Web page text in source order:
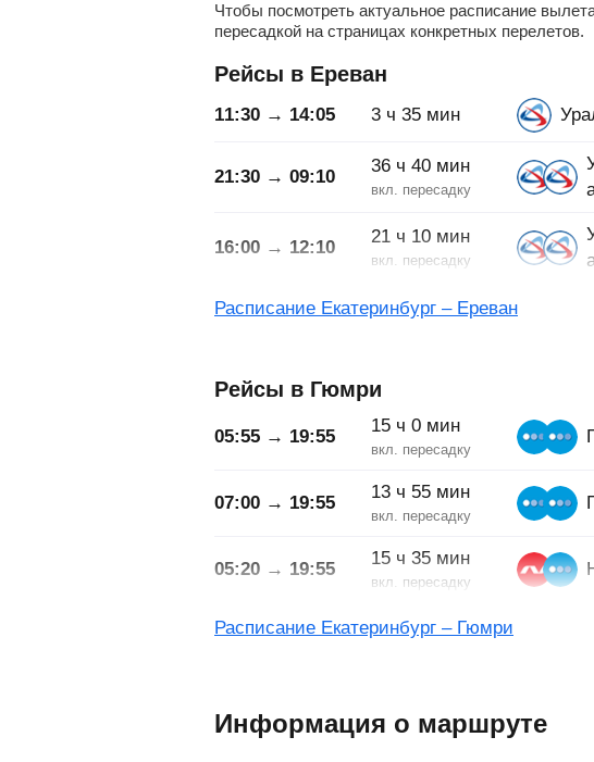
Чтобы посмотреть актуальное расписание
пересадкой на страницах конкретных перелетов.
Рейсы в Ереван
11:30 → 14:05 3 ч 35 мин
21:30 → 09:10
36 ч 40 мин
16:00 → 12:10
21 ч 10 мин
Расписание Екатеринбург – Ереван
Рейсы в Гюмри
05:55 → 19:55
15 ч 0 мин
07:00 → 19:55
13 ч 55 мин
05:20 → 19:55
15 ч 35 мин
Расписание Екатеринбург – Гюмри
Информация о маршруте